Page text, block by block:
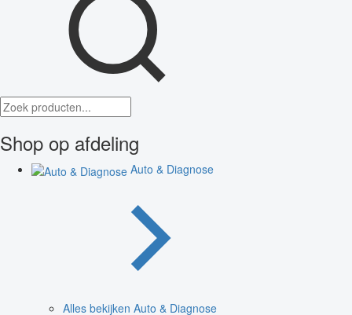
Shop op afdeling
Auto & Diagnose
Alles bekijken Auto & Diagnose